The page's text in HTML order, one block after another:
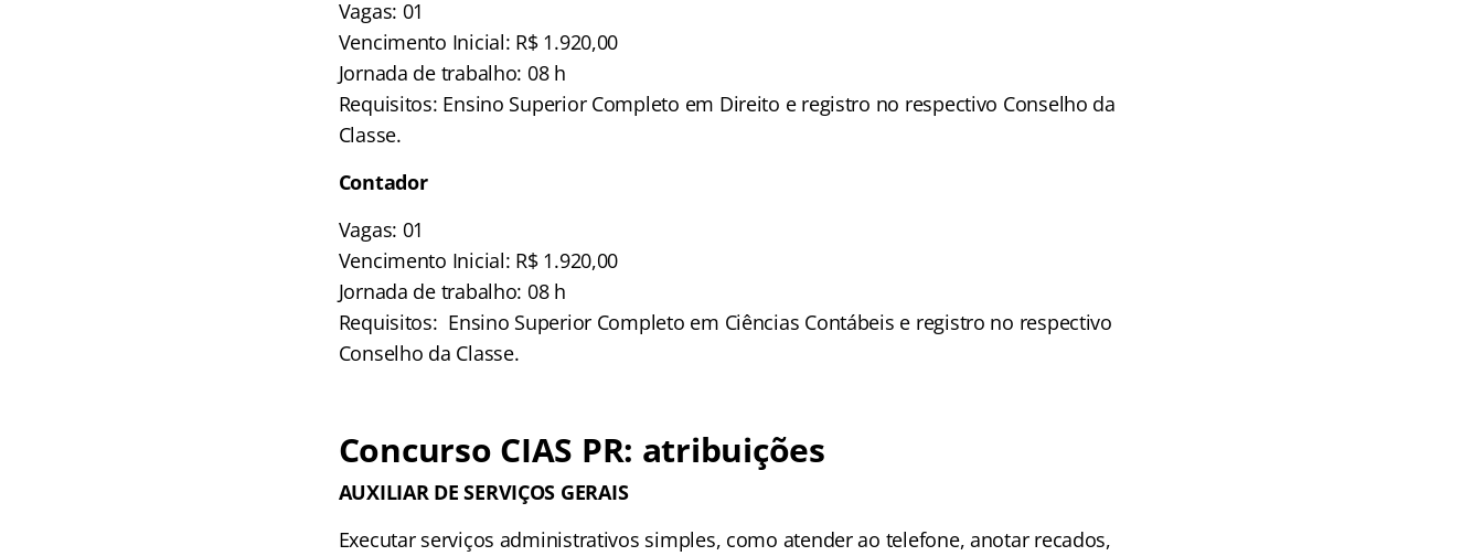
Vagas: 01
Vencimento Inicial: R$ 1.920,00
Jornada de trabalho: 08 h
Requisitos: Ensino Superior Completo em Direito e registro no respectivo Conselho da
Classe.
Contador
Vagas: 01
Vencimento Inicial: R$ 1.920,00
Jornada de trabalho: 08 h
Requisitos: Ensino Superior Completo em Ciências Contábeis e registro no respectivo
Conselho da Classe.
Concurso CIAS PR: atribuições
AUXILIAR DE SERVIÇOS GERAIS
Executar serviços administrativos simples, como atender ao telefone, anotar recados,